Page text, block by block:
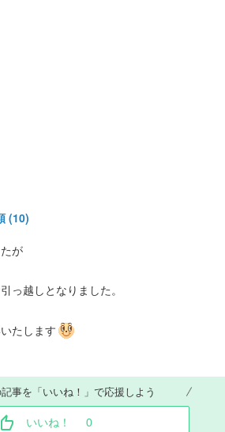
(10)
が
っ越しとなりました。
たします
事を「いいね！」で応援しよう
いいね！ 0